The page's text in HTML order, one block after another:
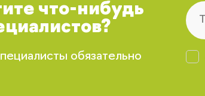
что-нибудь
обязательно